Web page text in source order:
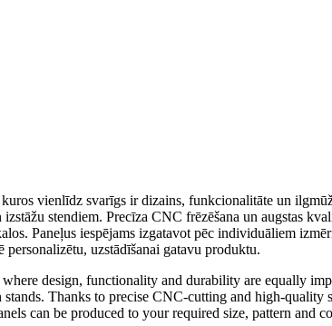
vienlīdz svarīgs ir dizains, funkcionalitāte un
stendiem. Precīza CNC frēzēšana un augstas
Paneļus iespējams izgatavot pēc individuāliem
uzstādīšanai gatavu produktu.
design, functionality and durability are equally
Thanks to precise CNC-cutting and high-
can be produced to your required size, pattern